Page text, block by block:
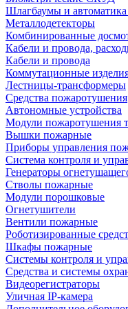
Шлагбаумы и автоматика
Металлодетекторы
Комбинированные
Кабели и провода,
Кабели и провода
Коммутационные
Лестницы-трансформеры
Средства пожаротушения
Автономные устройства
Модули пожаротушения
Вышки пожарные
Приборы управления
Система контроля и
Генераторы
Стволы пожарные
Модули порошковые
Огнетушители
Вентили пожарные
Роботизированные
Шкафы пожарные
Системы контроля и
Средства и системы
Видеорегистраторы
Уличная IP-камера